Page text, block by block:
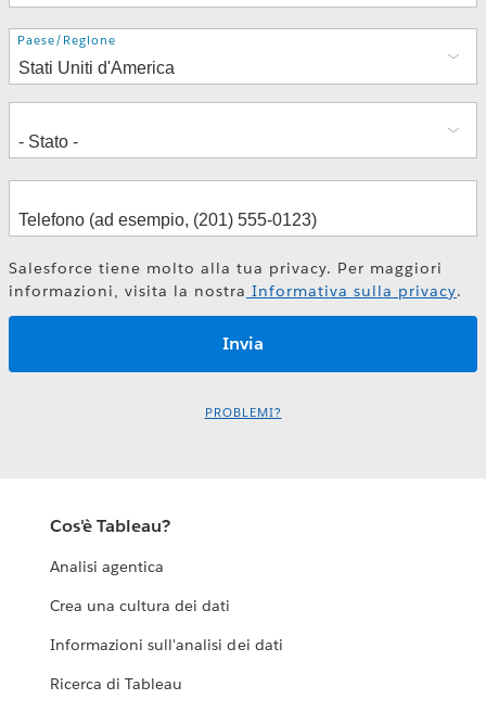
Indirizzo
Paese/Regione
Salesforce tiene molto alla tua privacy. Per maggiori
informazioni, visita la nostra Informativa sulla privacy.
PROBLEMI?
Cos'è Tableau?
Analisi agentica
Crea una cultura dei dati
Informazioni sull'analisi dei dati
Ricerca di Tableau